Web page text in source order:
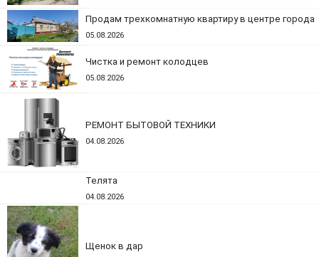
Продам трехкомнатную квартиру в центре города
05.08.2026
Чистка и ремонт колодцев
05.08.2026
РЕМОНТ БЫТОВОЙ ТЕХНИКИ
04.08.2026
Телята
04.08.2026
Щенок в дар